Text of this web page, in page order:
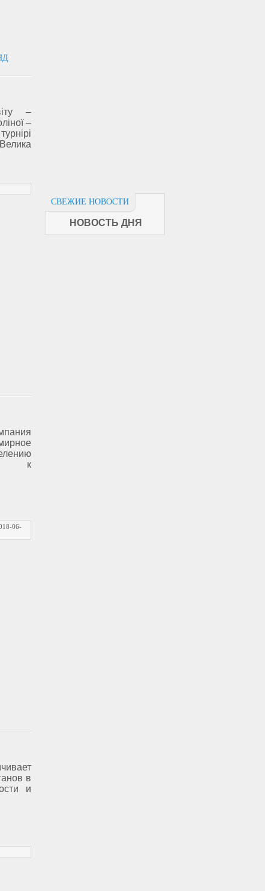
СВЕЖИЕ НОВОСТИ
НОВОСТЬ ДНЯ
–
–
к
06-
в
и